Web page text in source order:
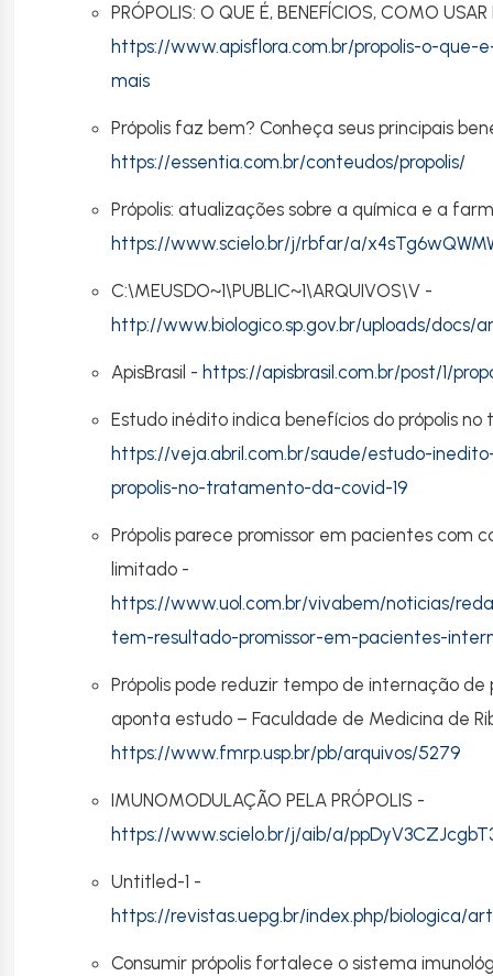
PRÓPOLIS: O QUE É, BENEFÍCIOS, COMO
https://www.apisflora.com.br/propolis-o-que-
mais
Própolis faz bem? Conheça seus principais
https://essentia.com.br/conteudos/propolis/
Própolis: atualizações sobre a química e a
https://www.scielo.br/j/rbfar/a/
C:\MEUSDO~1\PUBLIC~1\ARQUIVOS\V -
http://www.biologico.sp.gov.br/uploads/docs/
ApisBrasil - https://apisbrasil.com.br/post/1/
Estudo inédito indica benefícios do própolis
https://veja.abril.com.br/saude/estudo-
propolis-no-tratamento-da-covid-19
Própolis parece promissor em pacientes com
limitado -
https://www.uol.com.br/vivabem/noticias/
tem-resultado-promissor-em-pacientes-
Própolis pode reduzir tempo de internação de
aponta estudo – Faculdade de Medicina de
https://www.fmrp.usp.br/pb/arquivos/5279
IMUNOMODULAÇÃO PELA PRÓPOLIS -
https://www.scielo.br/j/aib/a/
Untitled-1 -
https://revistas.uepg.br/index.php/biologica/
Consumir própolis fortalece o sistema